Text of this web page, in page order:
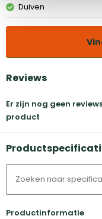
Duiven
Reviews
Er zijn nog geen
product
Productinformatie